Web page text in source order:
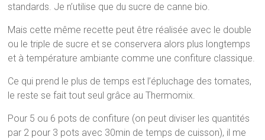
standards. Je n’utilise que du sucre de canne bio.
Mais cette même recette peut être réalisée avec le double
ou le triple de sucre et se conservera alors plus longtemps
et à température ambiante comme une confiture classique.
Ce qui prend le plus de temps est l’épluchage des tomates,
le reste se fait tout seul grâce au Thermomix.
Pour 5 ou 6 pots de confiture (on peut diviser les quantités
par 2 pour 3 pots avec 30min de temps de cuisson), il me